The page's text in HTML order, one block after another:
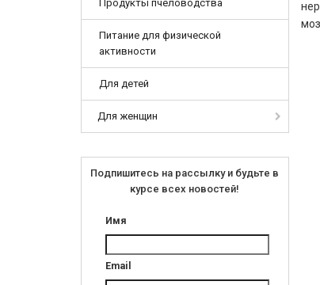
Продукты пчеловодства
Питание для физической
активности
Для детей
Для женщин
Подпишитесь на рассылку и будьте в
курсе всех новостей!
Имя
Email